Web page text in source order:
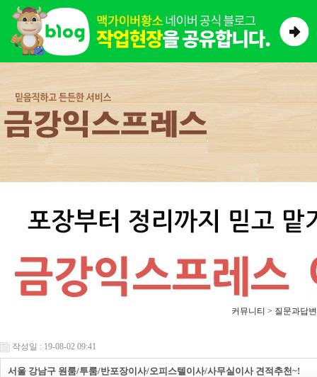
커뮤니티 > 질문과답변
작성일 : 19-08-02 09:41
서울 강남구 원룸/투룸/반포장이사/오피스텔이사/사무실이사 견적추천~!